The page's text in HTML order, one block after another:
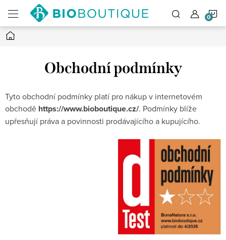
obsah
Domů
Obchodní podmínky
Tyto obchodní podmínky platí pro nákup v internetovém
obchodě https://www.bioboutique.cz/. Podmínky blíže
upřesňují práva a povinnosti prodávajícího a kupujícího.